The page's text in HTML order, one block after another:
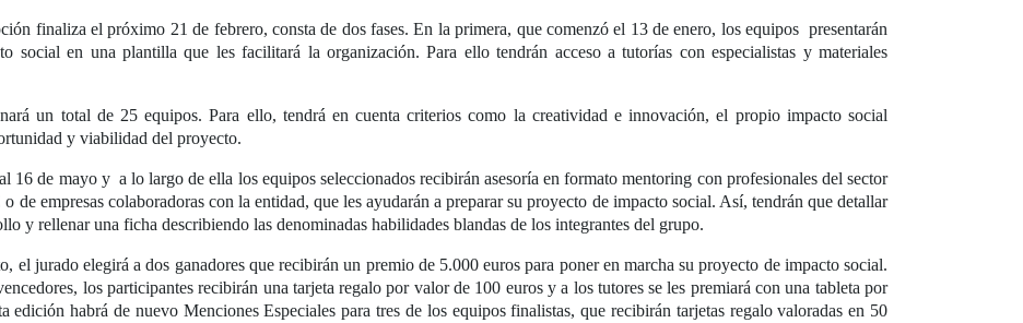
finaliza el próximo 21 de febrero, consta de dos fases. En la primera, que comenzó el 13 de enero, los equipos presentarán
social en una plantilla que les facilitará la organización. Para ello tendrán acceso a tutorías con especialistas y materiales
un total de 25 equipos. Para ello, tendrá en cuenta criterios como la creatividad e innovación, el propio impacto social
y viabilidad del proyecto.
16 de mayo y a lo largo de ella los equipos seleccionados recibirán asesoría en formato mentoring con profesionales del sector
de empresas colaboradoras con la entidad, que les ayudarán a preparar su proyecto de impacto social. Así, tendrán que detallar
y rellenar una ficha describiendo las denominadas habilidades blandas de los integrantes del grupo.
el jurado elegirá a dos ganadores que recibirán un premio de 5.000 euros para poner en marcha su proyecto de impacto social.
los participantes recibirán una tarjeta regalo por valor de 100 euros y a los tutores se les premiará con una tableta por
habrá de nuevo Menciones Especiales para tres de los equipos finalistas, que recibirán tarjetas regalo valoradas en 50